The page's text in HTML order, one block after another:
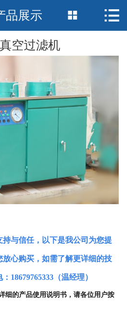
网站首页
新闻中心
基地展示
行业资讯
资质荣誉
在线留言
English
品展示  
空过滤机
与信任，以下是我公司为您提
心购买，如需了解更详细的技
18679765333（温经理）
的产品使用说明书，请各位用户按